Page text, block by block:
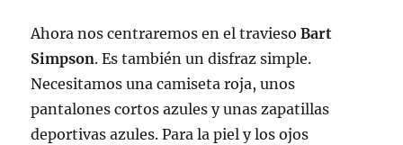
Ahora nos centraremos en el traviesoBart
Simpson. Es también un disfraz simple.
Necesitamos una camiseta roja, unos
pantalones cortos azules y unas zapatillas
deportivas azules. Para la piel y los ojos